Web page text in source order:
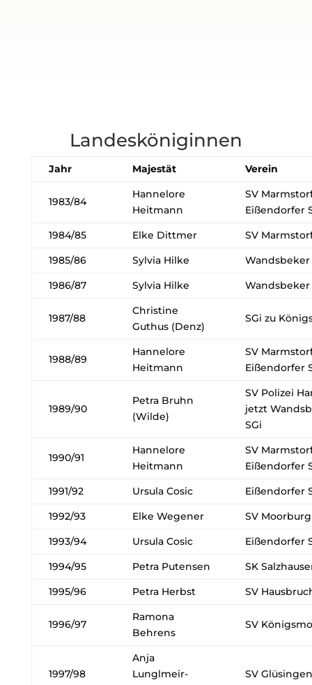
Landesköniginnen
Jahr Majestät Verein
1983/84
Hannelore
Heitmann
SV
Eißendorfer
1984/85
Elke Dittmer
SV
1985/86
Sylvia Hilke
Wandsbeker
1986/87
Sylvia Hilke Wandsbeker
1987/88
Christine
Guthus (Denz)
SGi zu
1988/89
Hannelore
Heitmann
SV
Eißendorfer
1989/90
Petra Bruhn
(Wilde)
SV Polizei
jetzt
SGi
1990/91
Hannelore
Heitmann
SV
Eißendorfer
1991/92
Ursula Cosic
Eißendorfer
1992/93
Elke Wegener
SV Moorburg
1993/94
Ursula Cosic
Eißendorfer
1994/95
Petra Putensen
SK
1995/96
Petra Herbst SV
1996/97
Ramona
Behrens
SV
1997/98
Anja
Lunglmeir-
SV Glüsingen